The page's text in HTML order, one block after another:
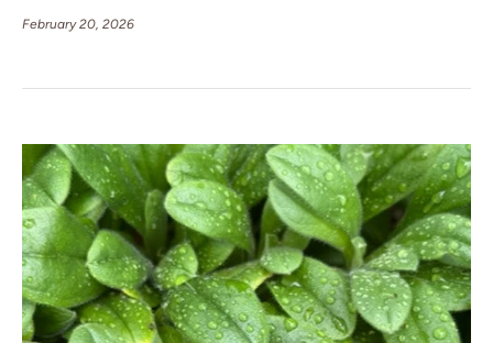
February 20, 2026